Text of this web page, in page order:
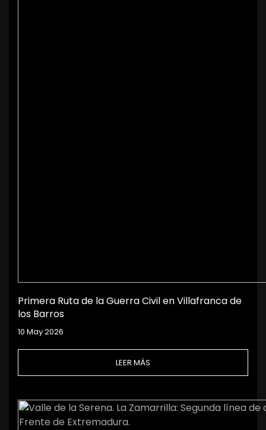
Primera Ruta de la Guerra Civil en Villafranca de
los Barros
10 May 2026
LEER MÁS